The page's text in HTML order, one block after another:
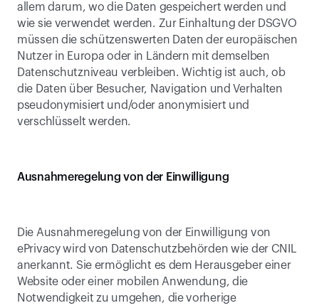
allem darum, wo die Daten gespeichert werden und
wie sie verwendet werden. Zur Einhaltung der DSGVO
müssen die schützenswerten Daten der europäischen
Nutzer in Europa oder in Ländern mit demselben
Datenschutzniveau verbleiben. Wichtig ist auch, ob
die Daten über Besucher, Navigation und Verhalten
pseudonymisiert und/oder anonymisiert und
verschlüsselt werden.
Ausnahmeregelung von der Einwilligung
Die Ausnahmeregelung von der Einwilligung von
ePrivacy wird von Datenschutzbehörden wie der CNIL
anerkannt. Sie ermöglicht es dem Herausgeber einer
Website oder einer mobilen Anwendung, die
Notwendigkeit zu umgehen, die vorherige